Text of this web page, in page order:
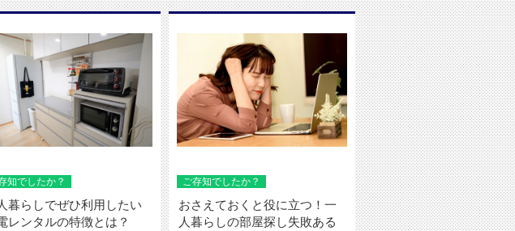
知でしたか？
暮らしでぜひ利用したい
レンタルの特徴とは？
ご存知でしたか？
おさえておくと役に立つ！一
人暮らしの部屋探し失敗ある